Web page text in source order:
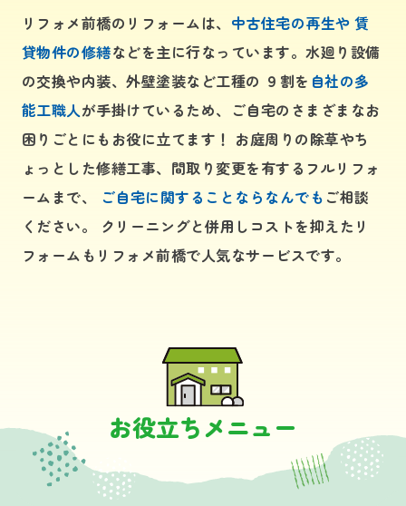
リフォメ前橋のリフォームは、 中古住宅の再生や 賃
貸物件の修繕などを主に行なっています。水廻り設備
の交換や内装、外壁塗装など工種の ９割を 自社の多
能工職人が手掛けているため、ご自宅のさまざまなお
困りごとにもお役に立てます！ お庭周りの除草やち
ょっとした修繕工事、間取り変更を有するフルリフォ
ームまで、
ご自宅に関することならなんでも ご相談
ください。 クリーニングと併用しコストを抑えたリ
フォームもリフォメ前橋で人気なサービスです。
お役立ちメニュー